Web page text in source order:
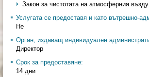
Закон за чистотата на атмосферния
Услугата се предоставя и като вътрешно-
Не
Орган, издаващ индивидуален
Директор
Срок за предоставяне:
14 дни